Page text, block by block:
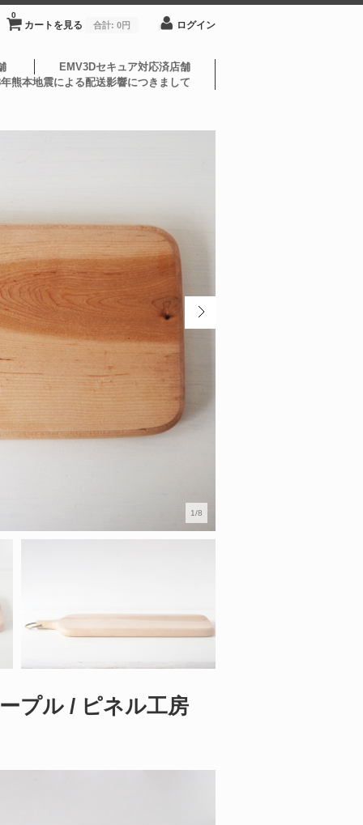
カートを見る
0
合計: 0円 ログイン
EMV3Dセキュア対応済店舗
熊本地震による配送影響につきまして
1/8
プル / ピネル工房